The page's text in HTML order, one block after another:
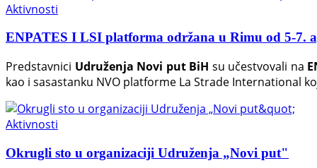
Aktivnosti
ENPATES I LSI platforma održana u Rimu od 5-7.
Predstavnici Udruženja Novi put BiH su učestvovali na
kao i sasastanku NVO platforme La Strade International
Aktivnosti
Okrugli sto u organizaciji Udruženja „Novi put"